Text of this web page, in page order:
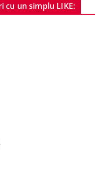
cu un simplu LIKE: